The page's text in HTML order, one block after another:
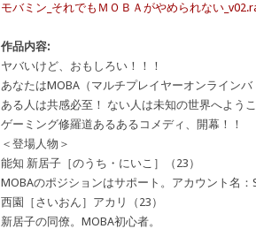
モバミン_それでもＭＯＢＡがやめられない
作品内容:
ヤバいけど、おもしろい！！！
あなたはMOBA（マルチプレイヤーオンライン
ある人は共感必至！ ない人は未知の世界へようこ
ゲーミング修羅道あるあるコメディ、開幕！！
＜登場人物＞
能知 新居子［のうち・にいこ］（23）
MOBAのポジションはサポート。アカウント名：
西園［さいおん］アカリ（23）
新居子の同僚。MOBA初心者。